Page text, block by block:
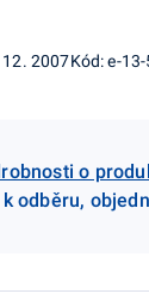
2007Kód: e-
o
odběru,